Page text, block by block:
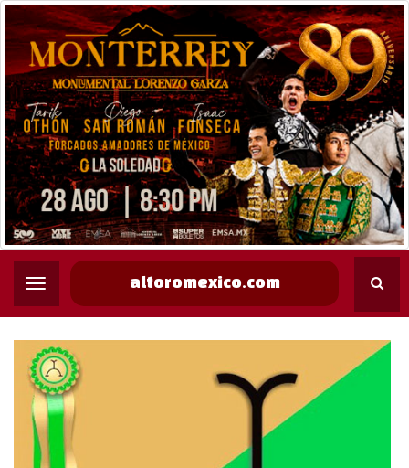
altoromexico.com